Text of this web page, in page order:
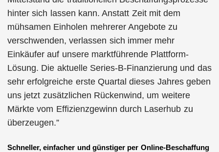
hinter sich lassen kann. Anstatt Zeit mit dem
mühsamen Einholen mehrerer Angebote zu
verschwenden, verlassen sich immer mehr
Einkäufer auf unsere marktführende Plattform-
Lösung. Die aktuelle Series-B-Finanzierung und das
sehr erfolgreiche erste Quartal dieses Jahres geben
uns jetzt zusätzlichen Rückenwind, um weitere
Märkte vom Effizienzgewinn durch Laserhub zu
überzeugen.”
Schneller, einfacher und günstiger per Online-Beschaffung